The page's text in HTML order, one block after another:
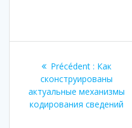
l’article
Précédent : Article
précédent
:
Как
сконструированы
актуальные механизмы
кодирования сведений